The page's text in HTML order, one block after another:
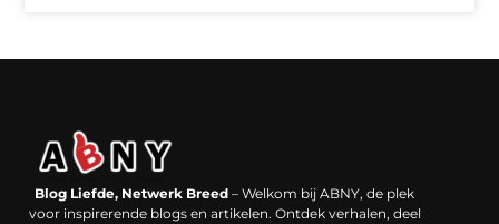
Blog Liefde, Netwerk Breed – Welkom bij ABNY, de plek
voor inspirerende blogs en artikelen. Ontdek verhalen, deel